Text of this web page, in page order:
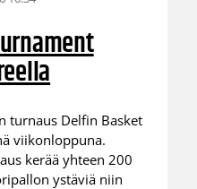
turnaus Delfin Basket
viikonloppuna.
kerää yhteen 200
ystäviä niin